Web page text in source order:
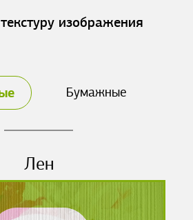
изображения
Бумажные
Лен